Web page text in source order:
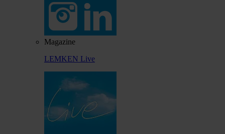
Magazine
LEMKEN Live